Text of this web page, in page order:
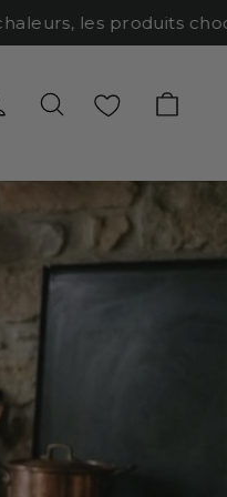
les produits
Se connecterRechercher
Favoris